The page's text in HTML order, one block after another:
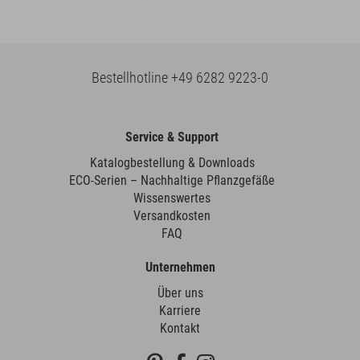
Bestellhotline+49 6282 9223-0
Service & Support
Katalogbestellung & Downloads
ECO-Serien – Nachhaltige Pflanzgefäße
Wissenswertes
Versandkosten
FAQ
Unternehmen
Über uns
Karriere
Kontakt